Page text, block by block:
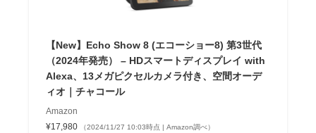
【New】Echo Show 8 (エコーショー8) 第3世代
（2024年発売） – HDスマートディスプレイ with
Alexa、13メガピクセルカメラ付き、空間オーデ
ィオ｜チャコール
Amazon
¥17,980
（2024/11/27 10:03時点 | Amazon調べ）